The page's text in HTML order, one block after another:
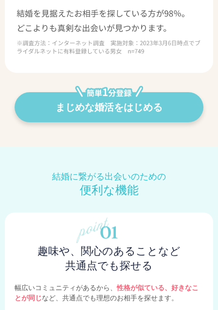
まじめな婚活をはじめる
結婚に繋がる出会いのための
便利な機能
趣味や、関心のあることなど
共通点でも探せる
幅広いコミュニティがあるから、性格が似ている、好きなこ
とが同じなど、共通点でも理想のお相手を探せます。